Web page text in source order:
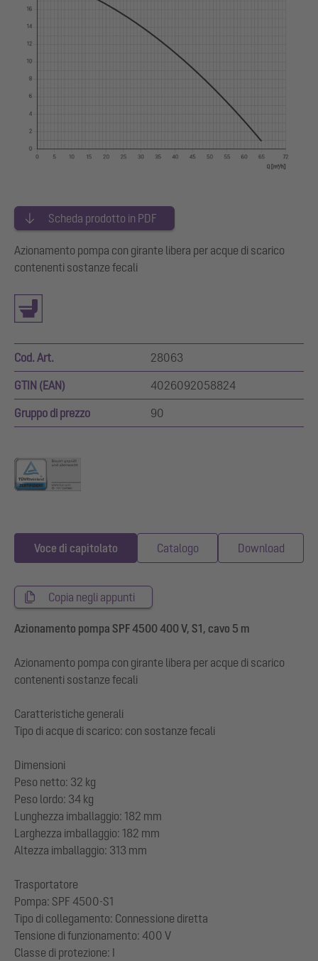
Scheda prodotto in PDF
Azionamento pompa con girante libera per acque di scarico
contenenti sostanze fecali
Cod. Art. 28063
GTIN (EAN) 4026092058824
Gruppo di prezzo 90
Voce di capitolato Catalogo Download
Copia negli appunti
Azionamento pompa SPF 4500 400 V, S1, cavo 5 m
Azionamento pompa con girante libera per acque di scarico
contenenti sostanze fecali
Caratteristiche generali
Tipo di acque di scarico: con sostanze fecali
Dimensioni
Peso netto: 32 kg
Peso lordo: 34 kg
Lunghezza imballaggio: 182 mm
Larghezza imballaggio: 182 mm
Altezza imballaggio: 313 mm
Trasportatore
Pompa: SPF 4500-S1
Tipo di collegamento: Connessione diretta
Tensione di funzionamento: 400 V
Classe di protezione: I